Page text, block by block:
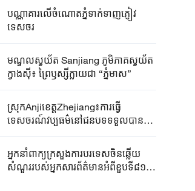
បណ្ណាគារលើចំណោតភ្នំទាក់ទាញភ្ញៀវ
ទេសចរ
មណ្ឌលស្វយ័ត Sanjiang ភូមិភាគស្វយ័ត
ក្វាងស៊ី៖ ព្រៃឫស្ស៊ីក្លាយជា “ភ្នំមាស”
ស្រុកAnjiខេត្តZhejiang៖ការធ្វើ
ទេសចរណ៍វប្បធម៌នៅជនបទទទួលបានការ
ពេញនិយមក្នុងរដូវក្តៅ
អ្នកនាំពាក្យ​ក្រសួងការបរទេស​ចិនឆ្លើយ
សំណួរ​របស់​អ្នកសារព័ត៌មាន​អំពីខួប​ទី៨១នៃ​